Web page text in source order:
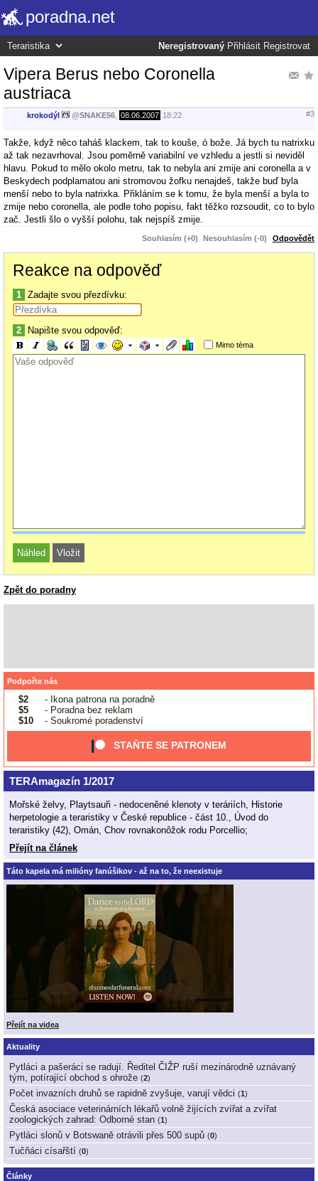
poradna.net
Neregistrovaný Přihlásit Registrovat
Vipera Berus nebo Coronella
austriaca
krokodýl @SNAKE56 08.06.2007 18:22 #3
Takže, když něco taháš klackem, tak to kouše, ó bože. Já bych tu natrixku
až tak nezavrhoval. Jsou poměrně variabilní ve vzhledu a jestli si neviděl
hlavu. Pokud to mělo okolo metru, tak to nebyla ani zmije ani coronella a v
Beskydech podplamatou ani stromovou žofku nenajdeš, takže buď byla
menší nebo to byla natrixka. Přikláním se k tomu, že byla menší a byla to
zmije nebo coronella, ale podle toho popisu, fakt těžko rozsoudit, co to bylo
zač. Jestli šlo o vyšší polohu, tak nejspíš zmije.
Souhlasím (+0) Nesouhlasím (-0) Odpovědět
Reakce na odpověď
1 Zadajte svou přezdívku:
2 Napište svou odpověď:
Mimo téma
Zpět do poradny
Podpořte nás
$2
- Ikona patrona na poradně
$5
- Poradna bez reklam
$10
- Soukromé poradenství
STAŇTE SE PATRONEM
TERAmagazín 1/2017
Mořské želvy, Playtsauři - nedoceněné klenoty v teráriích, Historie
herpetologie a teraristiky v České republice - část 10., Úvod do
teraristiky (42), Omán, Chov rovnakonôžok rodu Porcellio;
Přejít na článek
Táto kapela má milióny fanúšikov - až na to, že neexistuje
Přejít na videa
Aktuality
Pytláci a pašeráci se radují. Ředitel ČIŽP ruší mezinárodně uznávaný
tým, potírající obchod s ohrože (2)
Počet invazních druhů se rapidně zvyšuje, varují vědci (1 )
Česká asociace veterinárních lékařů volně žijících zvířat a zvířat
zoologických zahrad: Odborné stan (1 )
Pytláci slonů v Botswaně otrávili přes 500 supů (0)
Tučňáci císařští (0)
Články